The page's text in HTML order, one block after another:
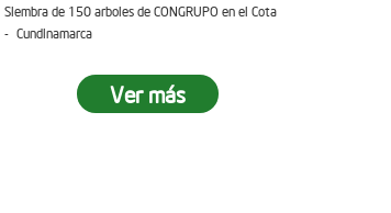
Siembra de 150 arboles de CONGRUPO en el Cota
- Cundinamarca
Ver más